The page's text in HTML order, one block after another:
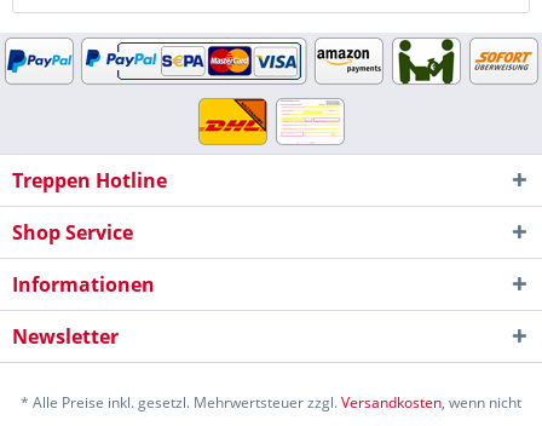
Treppen Hotline
Shop Service
Informationen
Newsletter
* Alle Preise inkl. gesetzl. Mehrwertsteuer zzgl.Versandkosten, wenn nicht